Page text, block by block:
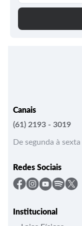
Canais
(61) 2193 - 3019
De segunda à
Redes Sociais
Institucional